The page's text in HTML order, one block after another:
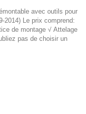
avec outils pour
2014) Le prix comprend:
de montage √ Attelage
pas de choisir un